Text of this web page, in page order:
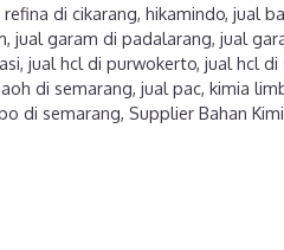
di cikarang hikamindo jual
jual garam di padalarang jual
jual hcl di purwokerto jual hcl di
di semarang jual pac kimia
di semarang Supplier Bahan